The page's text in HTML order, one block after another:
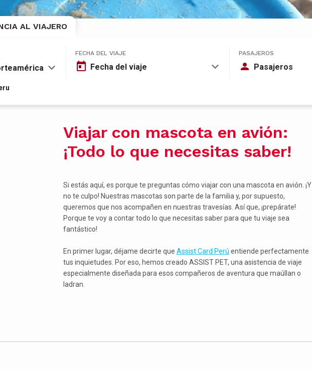
AL VIAJERO
FECHA DEL VIAJE
Fecha del viaje
PASAJEROS
Pasajeros
Viajar con mascota en avión:
¡Todo lo que necesitas saber!
Si estás aquí, es porque te preguntas cómo viajar con una mascota en avión. ¡Y
no te culpo! Nuestras mascotas son parte de la familia y, por supuesto,
queremos que nos acompañen en nuestras travesías. Así que, ¡prepárate!
Porque te voy a contar todo lo que necesitas saber para que tu viaje sea
fantástico!
En primer lugar, déjame decirte que Assist Card Perú entiende perfectamente
tus inquietudes. Por eso, hemos creado ASSIST PET, una asistencia de viaje
especialmente diseñada para esos compañeros de aventura que maúllan o
ladran.